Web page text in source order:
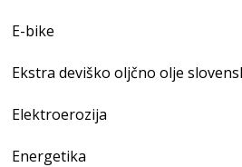
E-bike
Ekstra deviško oljčno olje
Elektroerozija
Energetika